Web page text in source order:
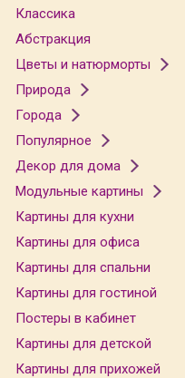
Классика
Абстракция
Цветы и натюрморты
Природа
Города
Популярное
Декор для дома
Модульные картины
Картины для кухни
Картины для офиса
Картины для спальни
Картины для гостиной
Постеры в кабинет
Картины для детской
Картины для прихожей